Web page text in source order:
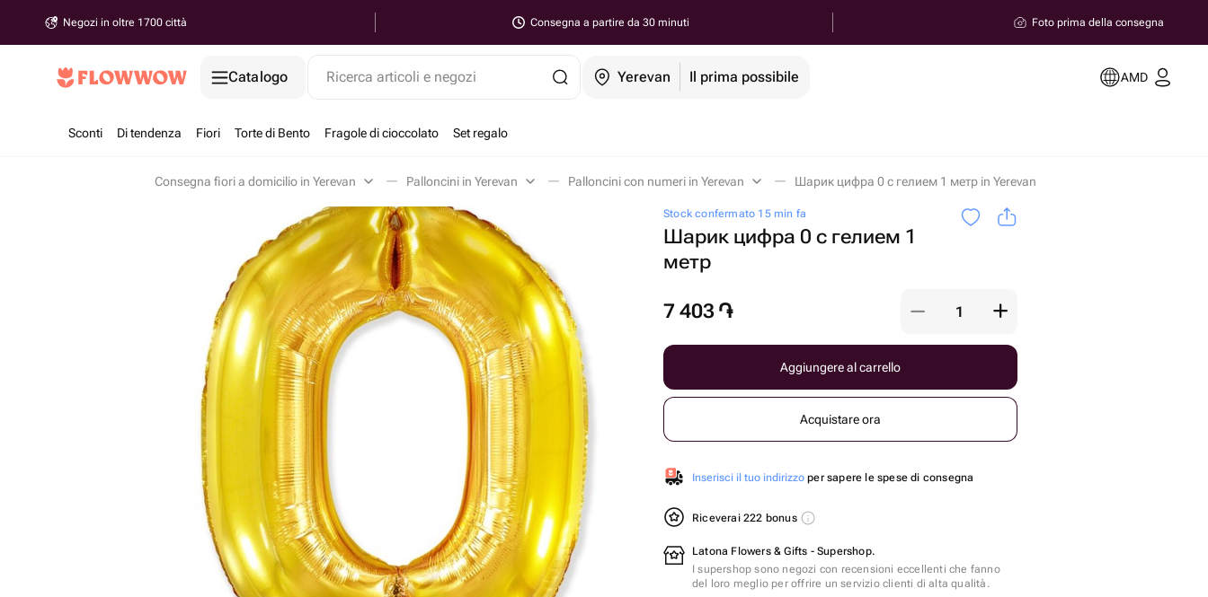
Negozi in oltre 1700 città Consegna a partire da 30 minuti Foto prima della consegna
Catalogo Ricerca articoli e negozi Yerevan Il prima possibile AMD
Sconti Di tendenza Fiori Torte di Bento Fragole di cioccolato Set regalo
Consegna fiori a domicilio in Yerevan Palloncini in Yerevan Palloncini con numeri in Yerevan Шарик цифра 0 с гелием 1 метр in Yerevan
Stock confermato 15 min fa
Шарик цифра 0 с гелием 1
метр
7 403 ֏
Aggiungere al carrello
Acquistare ora
Inserisci il tuo indirizzo per sapere le spese di consegna
Riceverai 222 bonus
Latona Flowers & Gifts - Supershop.
I supershop sono negozi con recensioni eccellenti che fanno
del loro meglio per offrire un servizio clienti di alta qualità.